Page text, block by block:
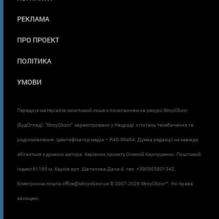
РЕКЛАМА
ПРО ПРОЕКТ
ПОЛІТИКА
УМОВИ
Передрук матеріалів можливий лише з посиланням на ресурс StroyObzor
(БудОгляд). "StroyObzor" зареєстровано у Нацраді з питань телебачення та
радіомовлення. Ідентифікатор медіа – R40-06464. Думка редакції не завжди
збігається з думкою автора. Керівник проєкту Олексій Карпушенко. Поштовий
індекс 61165 м. Харків вул. Шатилова Дача 4. тел. +380505801342.
Електронна пошта office@stroyobzor.ua © 2007-2026 StroyObzor™. Усі права
захищені.